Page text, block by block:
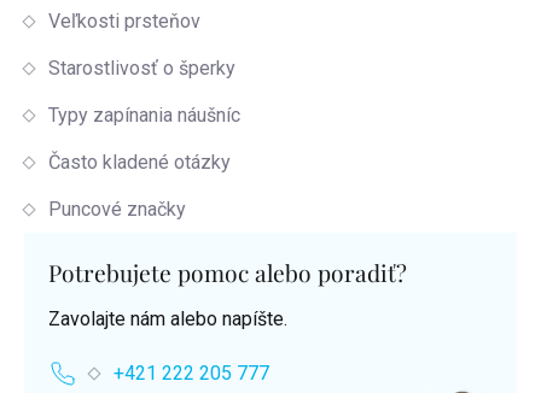
Veľkosti prsteňov
Starostlivosť o šperky
Typy zapínania náušníc
Často kladené otázky
Puncové značky
Potrebujete pomoc alebo poradiť?
Zavolajte nám alebo napíšte.
+421 222 205 777